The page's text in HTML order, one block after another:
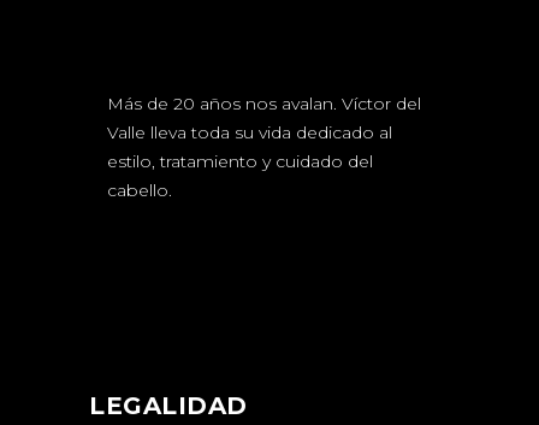
Más de 20 años nos avalan. Víctor del
Valle lleva toda su vida dedicado al
estilo, tratamiento y cuidado del
cabello.
LEGALIDAD